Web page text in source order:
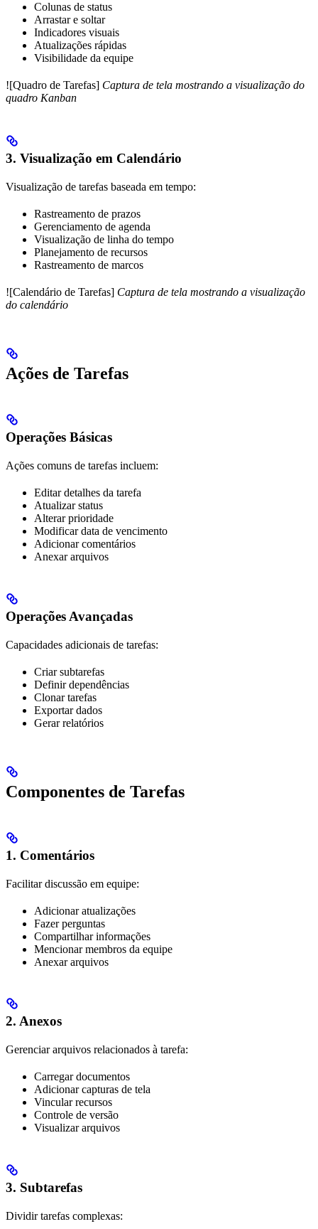
Colunas de status
Arrastar e soltar
Indicadores visuais
Atualizações rápidas
Visibilidade da equipe
![Quadro de Tarefas] Captura de tela mostrando a visualização do
quadro Kanban
3. Visualização em Calendário
Visualização de tarefas baseada em tempo:
Rastreamento de prazos
Gerenciamento de agenda
Visualização de linha do tempo
Planejamento de recursos
Rastreamento de marcos
![Calendário de Tarefas] Captura de tela mostrando a visualização
do calendário
Ações de Tarefas
Operações Básicas
Ações comuns de tarefas incluem:
Editar detalhes da tarefa
Atualizar status
Alterar prioridade
Modificar data de vencimento
Adicionar comentários
Anexar arquivos
Operações Avançadas
Capacidades adicionais de tarefas:
Criar subtarefas
Definir dependências
Clonar tarefas
Exportar dados
Gerar relatórios
Componentes de Tarefas
1. Comentários
Facilitar discussão em equipe:
Adicionar atualizações
Fazer perguntas
Compartilhar informações
Mencionar membros da equipe
Anexar arquivos
2. Anexos
Gerenciar arquivos relacionados à tarefa:
Carregar documentos
Adicionar capturas de tela
Vincular recursos
Controle de versão
Visualizar arquivos
3. Subtarefas
Dividir tarefas complexas: